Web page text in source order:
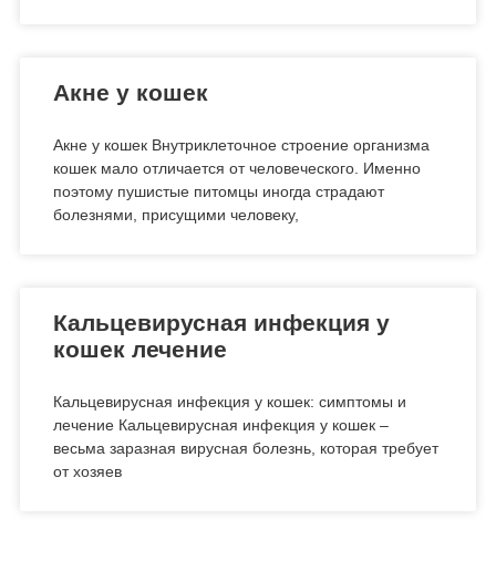
Акне у кошек
Акне у кошек Внутриклеточное строение организма
кошек мало отличается от человеческого. Именно
поэтому пушистые питомцы иногда страдают
болезнями, присущими человеку,
Кальцевирусная инфекция у
кошек лечение
Кальцевирусная инфекция у кошек: симптомы и
лечение Кальцевирусная инфекция у кошек –
весьма заразная вирусная болезнь, которая требует
от хозяев